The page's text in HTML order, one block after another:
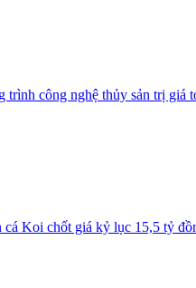
trình công nghệ thủy sản trị giá
cá Koi chốt giá kỷ lục 15,5 tỷ